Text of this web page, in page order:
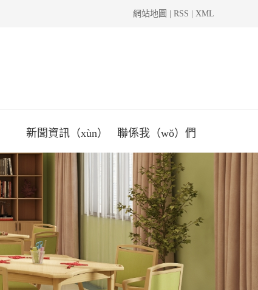
網站地圖 RSS XML
新聞資訊（xùn） 聯係我（wǒ）們